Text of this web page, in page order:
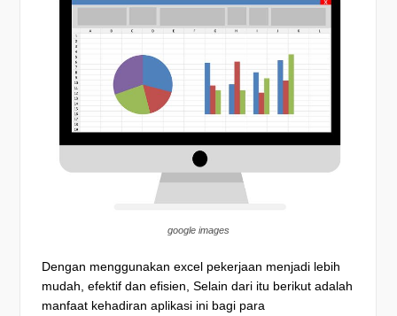
google images
Dengan menggunakan excel pekerjaan menjadi lebih
mudah, efektif dan efisien, Selain dari itu berikut adalah
manfaat kehadiran aplikasi ini bagi para